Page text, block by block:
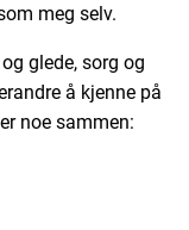
meg selv.
glede, sorg og
å kjenne på
noe sammen: